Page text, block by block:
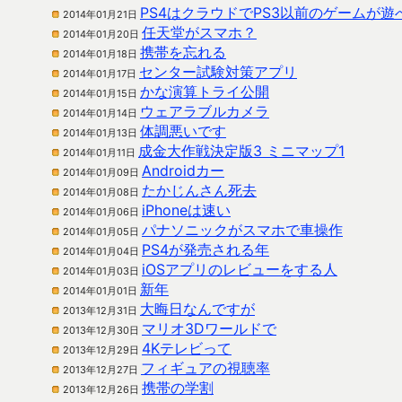
2014年01月21日 PS4はクラウドでPS3以前のゲームが遊
2014年01月20日 任天堂がスマホ？
2014年01月18日 携帯を忘れる
2014年01月17日 センター試験対策アプリ
2014年01月15日 かな演算トライ公開
2014年01月14日 ウェアラブルカメラ
2014年01月13日 体調悪いです
2014年01月11日 成金大作戦決定版3 ミニマップ1
2014年01月09日 Androidカー
2014年01月08日 たかじんさん死去
2014年01月06日 iPhoneは速い
2014年01月05日 パナソニックがスマホで車操作
2014年01月04日 PS4が発売される年
2014年01月03日 iOSアプリのレビューをする人
2014年01月01日 新年
2013年12月31日 大晦日なんですが
2013年12月30日 マリオ3Dワールドで
2013年12月29日 4Kテレビって
2013年12月27日 フィギュアの視聴率
2013年12月26日 携帯の学割